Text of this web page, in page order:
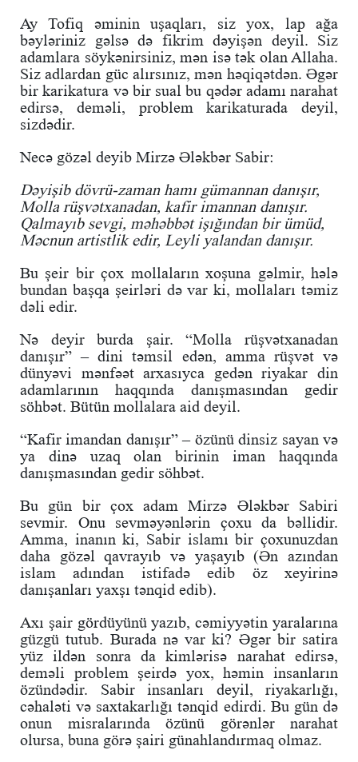
Ay Tofiq əminin uşaqları, siz yox, lap ağa
bəyləriniz gəlsə də fikrim dəyişən deyil. Siz
adamlara söykənirsiniz, mən isə tək olan Allaha.
Siz adlardan güc alırsınız, mən həqiqətdən. Əgər
bir karikatura və bir sual bu qədər adamı narahat
edirsə, deməli, problem karikaturada deyil,
sizdədir.
Necə gözəl deyib Mirzə Ələkbər Sabir:
Dəyişib dövrü-zaman hamı gümannan danışır,
Molla rüşvətxanadan, kafir imannan danışır.
Qalmayıb sevgi, məhəbbət işığından bir ümüd,
Məcnun artistlik edir, Leyli yalandan danışır.
Bu şeir bir çox mollaların xoşuna gəlmir, hələ
bundan başqa şeirləri də var ki, mollaları təmiz
dəli edir.
Nə deyir burda şair. “Molla rüşvətxanadan
danışır” – dini təmsil edən, amma rüşvət və
dünyəvi mənfəət arxasıyca gedən riyakar din
adamlarının haqqında danışmasından gedir
söhbət. Bütün mollalara aid deyil.
“Kafir imandan danışır” – özünü dinsiz sayan və
ya dinə uzaq olan birinin iman haqqında
danışmasından gedir söhbət.
Bu gün bir çox adam Mirzə Ələkbər Sabiri
sevmir. Onu sevməyənlərin çoxu da bəllidir.
Amma, inanın ki, Sabir islamı bir çoxunuzdan
daha gözəl qavrayıb və yaşayıb (Ən azından
islam adından istifadə edib öz xeyirinə
danışanları yaxşı tənqid edib).
Axı şair gördüyünü yazıb, cəmiyyətin yaralarına
güzgü tutub. Burada nə var ki? Əgər bir satira
yüz ildən sonra da kimlərisə narahat edirsə,
deməli problem şeirdə yox, həmin insanların
özündədir. Sabir insanları deyil, riyakarlığı,
cəhaləti və saxtakarlığı tənqid edirdi. Bu gün də
onun misralarında özünü görənlər narahat
olursa, buna görə şairi günahlandırmaq olmaz.